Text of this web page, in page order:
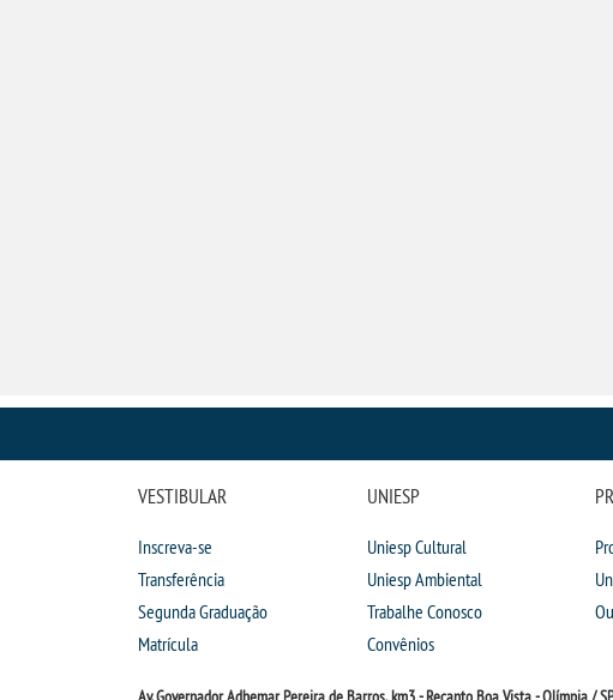
VESTIBULAR
Inscreva-se
Transferência
Segunda Graduação
Matrícula
UNIESP
Uniesp Cultural
Uniesp Ambiental
Trabalhe Conosco
Convênios